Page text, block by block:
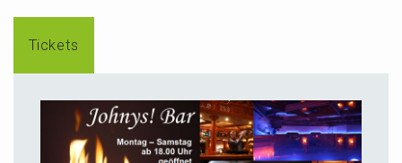
Tickets